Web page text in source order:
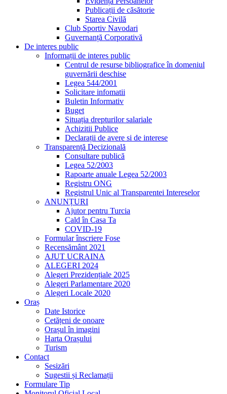
Publicații de căsătorie
Starea Civilă
Club Sportiv Navodari
Guvernanță Corporativă
De interes public
Informații de interes public
Centrul de resurse bibliografice în domeniul
guvernării deschise
Legea 544/2001
Solicitare infomatii
Buletin Informativ
Buget
Situația drepturilor salariale
Achizitii Publice
Declarații de avere si de interese
Transparență Decizională
Consultare publică
Legea 52/2003
Rapoarte anuale Legea 52/2003
Registru ONG
Registrul Unic al Transparentei Intereselor
ANUNȚURI
Ajutor pentru Turcia
Cald în Casa Ta
COVID-19
Formular înscriere Fose
Recensământ 2021
AJUT UCRAINA
ALEGERI 2024
Alegeri Prezidențiale 2025
Alegeri Parlamentare 2020
Alegeri Locale 2020
Oraș
Date Istorice
Cetățeni de onoare
Orașul în imagini
Harta Orașului
Turism
Contact
Sesizări
Sugestii și Reclamații
Formulare Tip